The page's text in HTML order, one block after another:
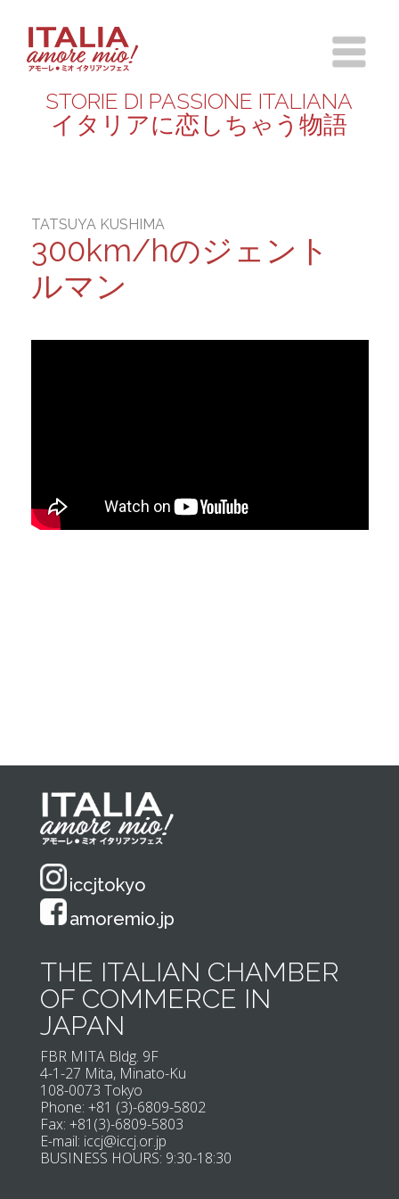
STORIE DI PASSIONE ITALIANA
イタリアに恋しちゃう物語
TATSUYA KUSHIMA
300km/hのジェント
ルマン
iccjtokyo
amoremio.jp
THE ITALIAN CHAMBER
OF COMMERCE IN
JAPAN
FBR MITA Bldg. 9F
4-1-27 Mita, Minato-Ku
108-0073 Tokyo
Phone: +81 (3)-6809-5802
Fax: +81(3)-6809-5803
E-mail: iccj@iccj.or.jp
BUSINESS HOURS: 9:30-18:30